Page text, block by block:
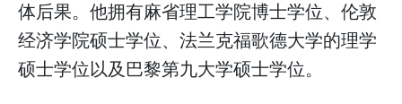
体后果。他拥有麻省理工学院博士学位、伦敦
经济学院硕士学位、法兰克福歌德大学的理学
硕士学位以及巴黎第九大学硕士学位。